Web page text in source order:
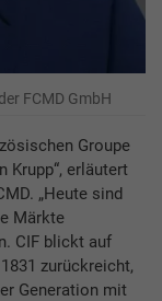
FCMD GmbH
Groupe
Krupp“, erläutert
„Heute sind
Märkte
CIF blickt auf
zurückreicht,
Generation mit